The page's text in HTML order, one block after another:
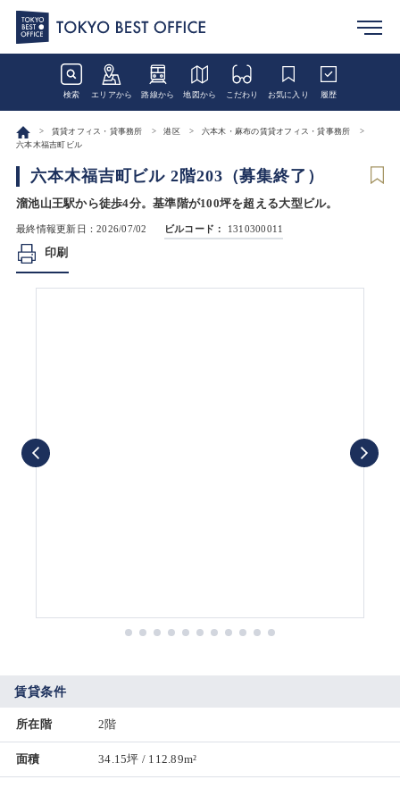
検索 エリアから 路線から 地図から こだわり お気に入り 履歴
賃貸オフィス・貸事務所 港区
六本木・麻布の賃貸オフィス・貸事務所
六本木福吉町ビル
六本木福吉町ビル 2階203（募集終了）
溜池山王駅から徒歩4分。基準階が100坪を超える大型ビル。
最終情報更新日：2026/07/02 ビルコード： 1310300011
印刷
賃貸条件
所在階 2階
面積 34.15坪 / 112.89m²